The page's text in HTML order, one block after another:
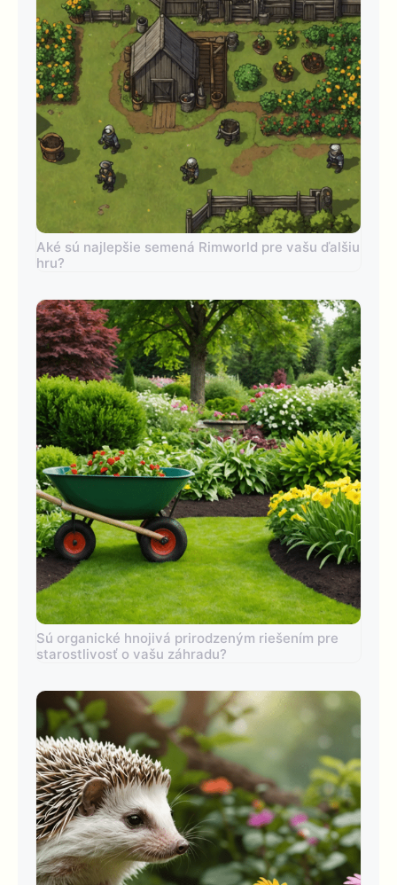
Aké sú najlepšie semená Rimworld pre vašu ďalšiu
hru?
Sú organické hnojivá prirodzeným riešením pre
starostlivosť o vašu záhradu?